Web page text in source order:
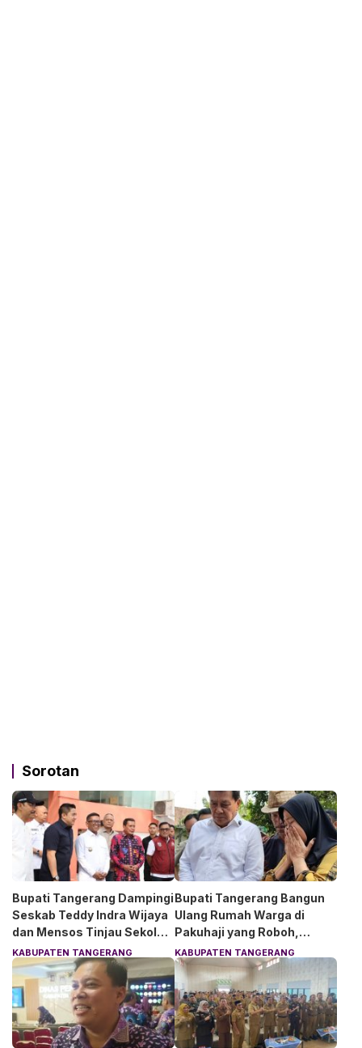
Sorotan
Bupati Tangerang Dampingi
Seskab Teddy Indra Wijaya
dan Mensos Tinjau Sekolah
Rakyat di Curug
KABUPATEN TANGERANG
Bupati Tangerang Bangun
Ulang Rumah Warga di
Pakuhaji yang Roboh,
Pemilik Menangis Haru
KABUPATEN TANGERANG